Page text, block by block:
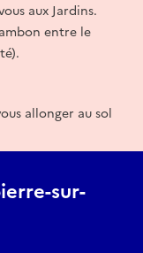
aux Jardins.
entre le
allonger au sol
sur-